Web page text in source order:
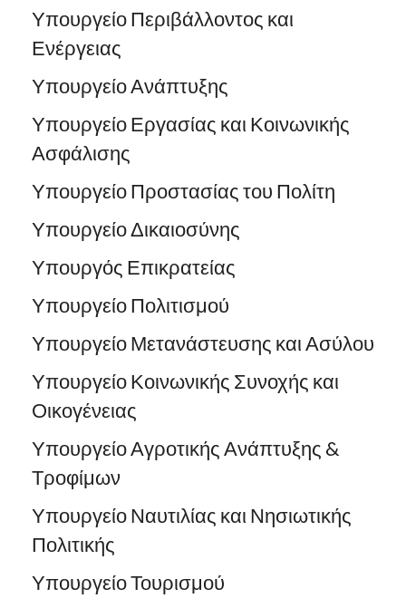
Υπουργείο Περιβάλλοντος και
Ενέργειας
Υπουργείο Ανάπτυξης
Υπουργείο Εργασίας και Κοινωνικής
Ασφάλισης
Υπουργείο Προστασίας του Πολίτη
Υπουργείο Δικαιοσύνης
Υπουργός Επικρατείας
Υπουργείο Πολιτισμού
Υπουργείο Μετανάστευσης και Ασύλου
Υπουργείο Κοινωνικής Συνοχής και
Οικογένειας
Υπουργείο Αγροτικής Ανάπτυξης &
Τροφίμων
Υπουργείο Ναυτιλίας και Νησιωτικής
Πολιτικής
Υπουργείο Τουρισμού